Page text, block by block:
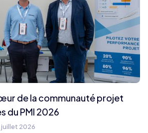
de la communauté projet
du PMI 2026
juillet 2026